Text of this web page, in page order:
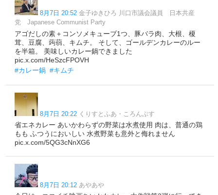
8月7日 20:52 金子ゆきひろ 川口市議会議員 日本共産
党 Japanese Communist Party
アゴだしの素＋コンソメキューブ1つ、豚バラ肉、大根、榎
茸、豆腐、蒟蒻、キムチ。 そして、ゴールデンカレーのルー
を半箱。 美味しいカレー鍋できました
pic.x.com/HeSzcFPOVH
#カレー鍋 #キムチ
8月7日 20:22 くりすとふあ・ころんぶす
省エネカレー あいかわらずの野菜は水煮使用 肉は、普通の鶏
もも ふつうにおいしい 水煮野菜も意外と侮れません
pic.x.com/5QG3cNnXG6
8月7日 20:12 あやあや